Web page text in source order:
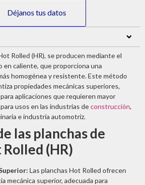
Déjanos tus datos
Rolled (HR), se producen mediante el
en caliente, que proporciona una
homogénea y resistente. Este método
propiedades mecánicas superiores,
aplicaciones que requieren mayor
usos en las industrias deconstrucción,
e industria automotriz.
las planchas de
(HR)
Las planchas Hot Rolled ofrecen
mecánica superior, adecuada para